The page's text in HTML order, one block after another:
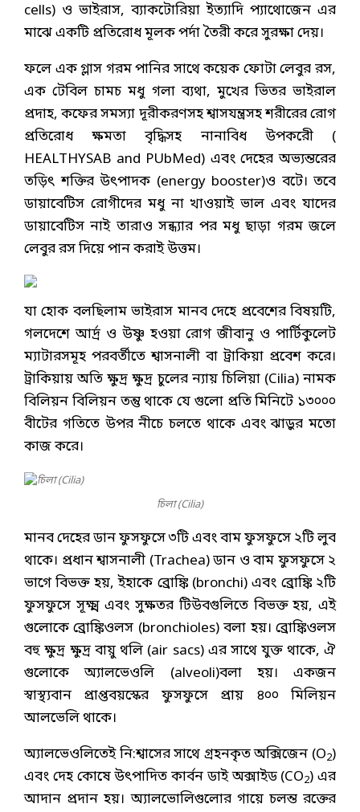
cells) ও ভাইরাস, ব্যাকটোরিয়া ইত্যাদি প্যাথোজেন এর
মাঝে একটি প্রতিরোধ মূলক পর্দা তৈরী করে সুরক্ষা দেয়।
ফলে এক গ্লাস গরম পানির সাথে কয়েক ফোটা লেবুর রস,
এক টেবিল চামচ মধু গলা ব্যথা, মুখের ভিতর ভাইরাল
প্রদাহ, কফের সমস্যা দূরীকরণসহ শ্বাসযন্ত্রসহ শরীরের রোগ
প্রতিরোধ ক্ষমতা বৃদ্ধিসহ নানাবিধ উপকরেী (
HEALTHYSAB and PUbMed) এবং দেহের অভ্যন্তরের
তড়িৎ শক্তির উৎপাদক (energy booster)ও বটে। তবে
ডায়াবেটিস রোগীদের মধু না খাওয়াই ভাল এবং যাদের
ডায়াবেটিস নাই তারাও সন্ধ্যার পর মধু ছাড়া গরম জলে
লেবুর রস দিয়ে পান করাই উত্তম।
যা হোক বলছিলাম ভাইরাস মানব দেহে প্রবেশের বিষয়টি,
গলদেশে আর্দ্র ও উষ্ণু হওয়া রোগ জীবানু ও পার্টিকুলেট
ম্যাটারসমূহ পরবর্তীতে শ্বাসনালী বা ট্রাকিয়া প্রবেশ করে।
ট্রাকিয়ায় অতি ক্ষুদ্র ক্ষুদ্র চুলের ন্যায় চিলিয়া (Cilia) নামক
বিলিয়ন বিলিয়ন তন্তু থাকে যে গুলো প্রতি মিনিটে ১৩০০০
বীটের গতিতে উপর নীচে চলতে থাকে এবং ঝাড়ুর মতো
কাজ করে।
চিলা (Cilia)
মানব দেহের ডান ফুসফুসে ৩টি এবং বাম ফুসফুসে ২টি লুব
থাকে। প্রধান শ্বাসনালী (Trachea) ডান ও বাম ফুসফুসে ২
ভাগে বিভক্ত হয়, ইহাকে ব্রোঙ্কি (bronchi) এবং ব্রোঙ্কি ২টি
ফুসফুসে সূক্ষ্ম এবং সুক্ষতর টিউবগুলিতে বিভক্ত হয়, এই
গুলোকে ব্রোঙ্কিওলস (bronchioles) বলা হয়। ব্রোঙ্কিওলস
বহু ক্ষুদ্র ক্ষুদ্র বায়ু থলি (air sacs) এর সাথে যুক্ত থাকে, ঐ
গুলোকে অ্যালভেওলি (alveoli)বলা হয়। একজন
স্বাস্থ্যবান প্রাপ্তবয়স্কের ফুসফুসে প্রায় ৪০০ মিলিয়ন
আলভেলি থাকে।
অ্যালভেওলিতেই নি:শ্বাসের সাথে গ্রহনকৃত অক্সিজেন (O2)
এবং দেহ কোষে উৎপাদিত কার্বন ডাই অক্সাইড (CO2) এর
আদান প্রদান হয়। অ্যালভোলিগুলোর গায়ে চলন্ত রক্তের